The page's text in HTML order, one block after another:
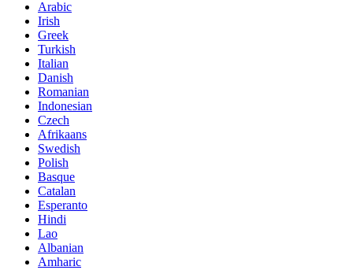
Arabic
Irish
Greek
Turkish
Italian
Danish
Romanian
Indonesian
Czech
Afrikaans
Swedish
Polish
Basque
Catalan
Esperanto
Hindi
Lao
Albanian
Amharic